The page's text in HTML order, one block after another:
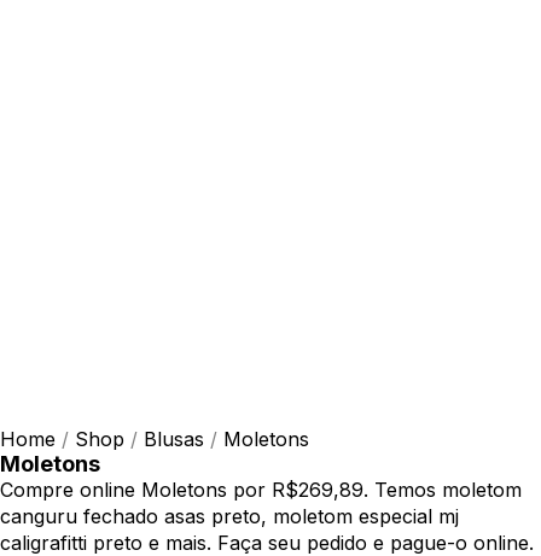
Home / Shop / Blusas / Moletons
Moletons
Compre online Moletons por R$269,89. Temos moletom
canguru fechado asas preto, moletom especial mj
caligrafitti preto e mais. Faça seu pedido e pague-o online.